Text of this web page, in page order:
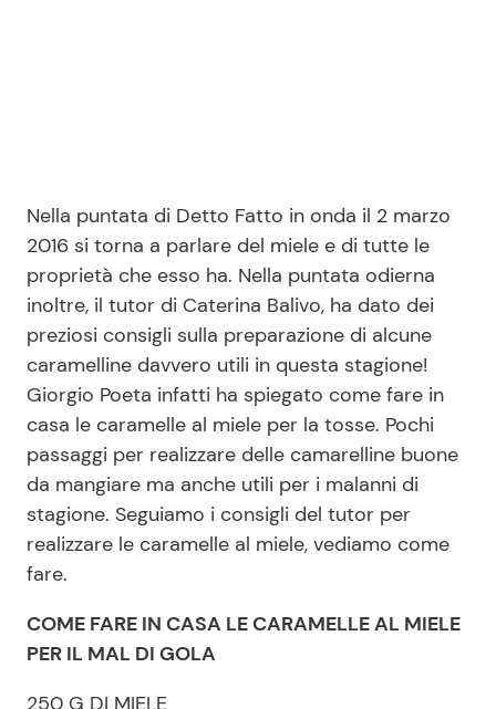
Viaggi e Turismo
Festività
Ricette Feste
Ricette per Bambini
Seguici
Info
Nella puntata di Detto Fatto in onda il 2 marzo
2016 si torna a parlare del miele e di tutte le
proprietà che esso ha. Nella puntata odierna
inoltre, il tutor di Caterina Balivo, ha dato dei
preziosi consigli sulla preparazione di alcune
caramelline davvero utili in questa stagione!
Giorgio Poeta infatti ha spiegato come fare in
casa le caramelle al miele per la tosse. Pochi
passaggi per realizzare delle camarelline buone
da mangiare ma anche utili per i malanni di
stagione. Seguiamo i consigli del tutor per
realizzare le caramelle al miele, vediamo come
fare.
COME FARE IN CASA LE CARAMELLE AL MIELE
PER IL MAL DI GOLA
250 G DI MIELE